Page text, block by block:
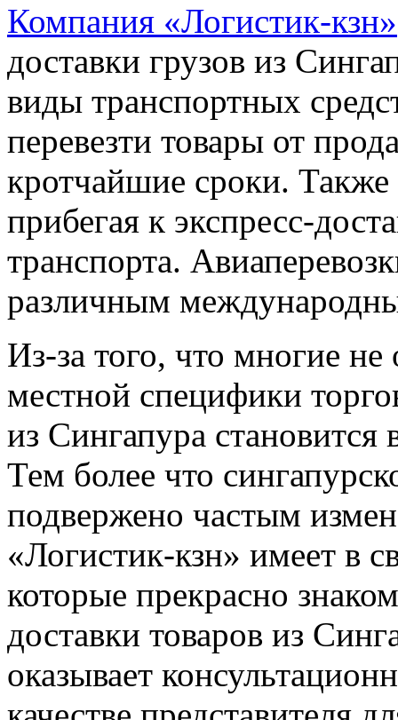
Компания «Логистик-кзн»
доставки грузов из
виды транспортных
перевезти товары от
кротчайшие сроки.
прибегая к экспресс-
транспорта.
различным
Из-за того, что многие
местной специфики
из Сингапура
Тем более что
подвержено частым
«Логистик-кзн» имеет в
которые прекрасно
доставки товаров из
оказывает